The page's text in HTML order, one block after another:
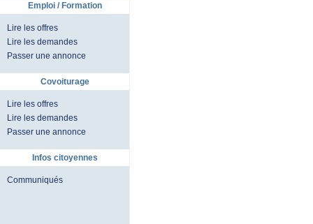
Emploi / Formation
Lire les offres
Lire les demandes
Passer une annonce
Covoiturage
Lire les offres
Lire les demandes
Passer une annonce
Infos citoyennes
Communiqués